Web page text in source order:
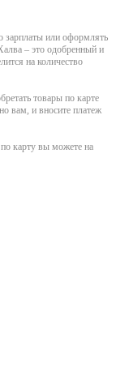
зарплаты или оформлять
– это одобренный и
на количество
товары по карте
вам, и вносите платеж
карту вы можете на